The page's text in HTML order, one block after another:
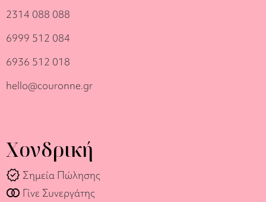
2314 088 088
6999 512 084
6936 512 018
hello@couronne.gr
Χονδρική
verified Σημεία Πώλησης
join_full Γίνε Συνεργάτης